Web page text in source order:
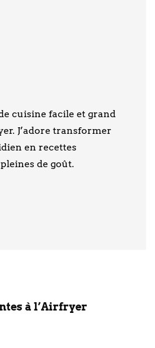
cuisine facile et grand
J’adore transformer
en recettes
de goût.
à l’Airfryer